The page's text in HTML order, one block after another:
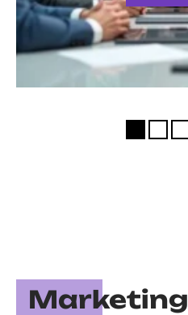
Marketing